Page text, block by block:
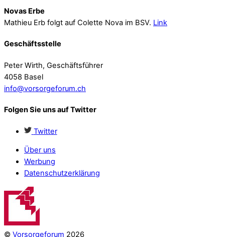
Novas Erbe
Mathieu Erb folgt auf Colette Nova im BSV. Link
Geschäftsstelle
Peter Wirth, Geschäftsführer
4058 Basel
info@vorsorgeforum.ch
Folgen Sie uns auf Twitter
Twitter
Über uns
Werbung
Datenschutzerklärung
© Vorsorgeforum 2026